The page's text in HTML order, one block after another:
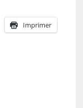
Imprimer